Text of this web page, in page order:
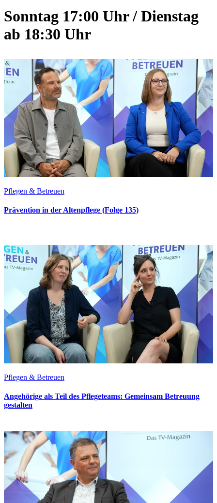
Sonntag 17:00 Uhr / Dienstag
ab 18:30 Uhr
Pflegen & Betreuen
Prävention in der Altenpflege (Folge 135)
Pflegen & Betreuen
Angehörige als Teil des Pflegeteams: Gemeinsam Betreuung
gestalten